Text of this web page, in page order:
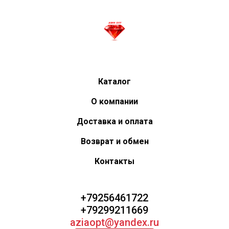
Каталог
О компании
Доставка и оплата
Возврат и обмен
Контакты
+79256461722
+79299211669
aziaopt@yandex.ru